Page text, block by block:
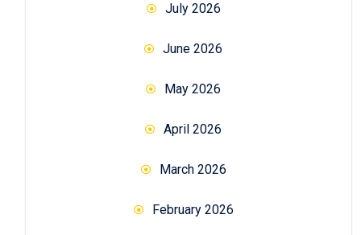
July 2026
June 2026
May 2026
April 2026
March 2026
February 2026